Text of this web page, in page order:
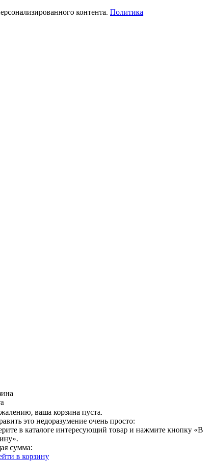
контента. Политика
ваша корзина пуста.
это недоразумение очень просто:
в каталоге интересующий товар и нажмите кнопку «В
сумма:
в корзину